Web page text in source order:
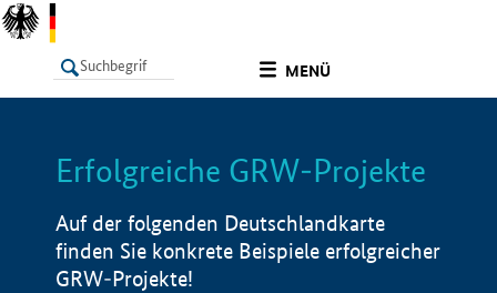
MENÜ
LISTE Info
Erfolgreiche GRW-Projekte
Auf der folgenden Deutschlandkarte
finden Sie konkrete Beispiele erfolgreicher
GRW-Projekte!